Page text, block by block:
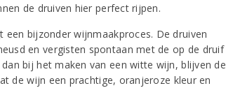
de druiven hier perfect rijpen.
een bijzonder wijnmaakproces. De druiven
en vergisten spontaan met de op de druif
bij het maken van een witte wijn, blijven de
de wijn een prachtige, oranjeroze kleur en